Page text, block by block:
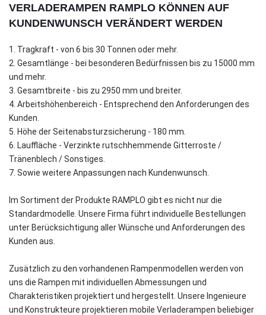
VERLADERAMPEN RAMPLO KÖNNEN AUF
KUNDENWUNSCH VERÄNDERT WERDEN
1. Tragkraft - von 6 bis 30 Tonnen oder mehr.
2. Gesamtlänge - bei besonderen Bedürfnissen bis zu 15000 mm
und mehr.
3. Gesamtbreite - bis zu 2950 mm und breiter.
4. Arbeitshöhenbereich - Entsprechend den Anforderungen des
Kunden.
5. Höhe der Seitenabsturzsicherung - 180 mm.
6. Lauffläche - Verzinkte rutschhemmende Gitterroste /
Tränenblech / Sonstiges.
7. Sowie weitere Anpassungen nach Kundenwunsch.
Im Sortiment der Produkte RAMPLO gibt es nicht nur die
Standardmodelle. Unsere Firma führt individuelle Bestellungen
unter Berücksichtigung aller Wünsche und Anforderungen des
Kunden aus.
Zusätzlich zu den vorhandenen Rampenmodellen werden von
uns die Rampen mit individuellen Abmessungen und
Charakteristiken projektiert und hergestellt. Unsere Ingenieure
und Konstrukteure projektieren mobile Verladerampen beliebiger